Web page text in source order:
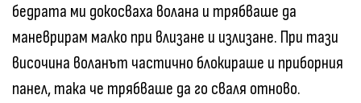
бедрата ми докосваха волана и трябваше да
маневрирам малко при влизане и излизане. При тази
височина воланът частично блокираше и приборния
панел, така че трябваше да го сваля отново.